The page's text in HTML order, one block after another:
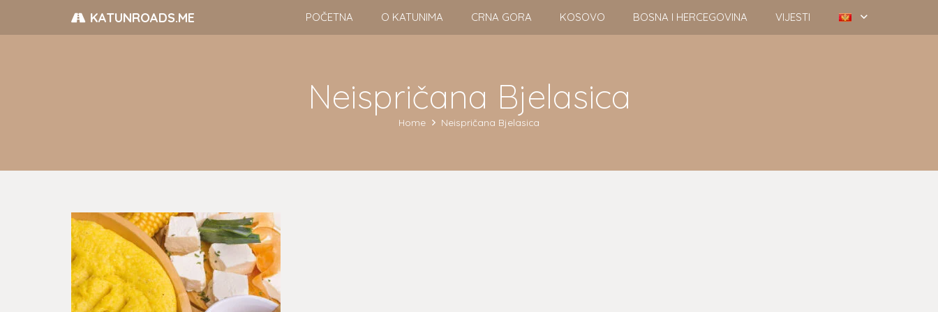
KATUNROADS.ME POČETNA O KATUNIMA CRNA GORA KOSOVO BOSNA I HERCEGOVINA VIJESTI
Neispričana Bjelasica
Home Neispričana Bjelasica